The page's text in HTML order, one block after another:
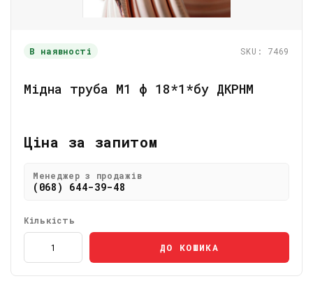
В наявності SKU: 7469
Мідна труба М1 ф 18*1*бу ДКРНМ
Ціна за запитом
Менеджер з продажів
(068) 644-39-48
Кількість
ДО КОШИКА